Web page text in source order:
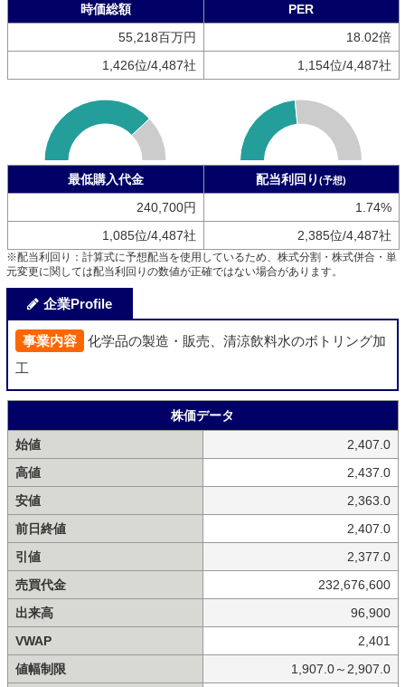
時価総額
PER
55,218百万円
18.02倍
1,426位/4,487社
1,154位/4,487社
最低購入代金 配当利回り (予想)
240,700円
1.74%
1,085位/4,487社
2,385位/4,487社
※配当利回り：計算式に予想配当を使用しているため、株式分割・株式併合・単
元変更に関しては配当利回りの数値が正確ではない場合があります。
企業Profile
事業内容
化学品の製造・販売、清涼飲料水のボトリング加
工
株価データ
始値
2,407.0
高値
2,437.0
安値
2,363.0
前日終値
2,407.0
引値
2,377.0
売買代金
232,676,600
出来高
96,900
VWAP
2,401
値幅制限
1,907.0～2,907.0